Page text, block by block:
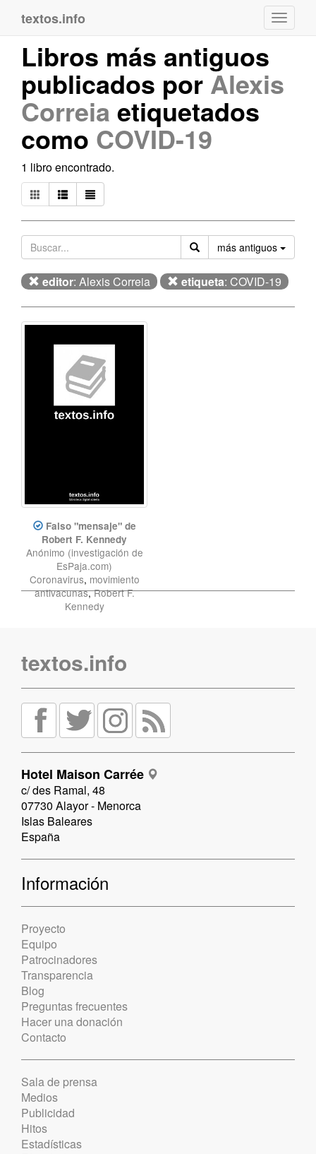
textos.info
Libros más antiguos
publicados por Alexis
Correia etiquetados
como COVID-19
1 libro encontrado.
más antiguos
editor: Alexis Correia etiqueta: COVID-19
Falso "mensaje" de
Robert F. Kennedy
Anónimo (investigación de
EsPaja.com)
Coronavirus, movimiento
antivacunas,Robert F.
Kennedy
textos.info
Hotel Maison Carrée
c/ des Ramal, 48
07730 Alayor - Menorca
Islas Baleares
España
Información
Proyecto
Equipo
Patrocinadores
Transparencia
Blog
Preguntas frecuentes
Hacer una donación
Contacto
Sala de prensa
Medios
Publicidad
Hitos
Estadísticas